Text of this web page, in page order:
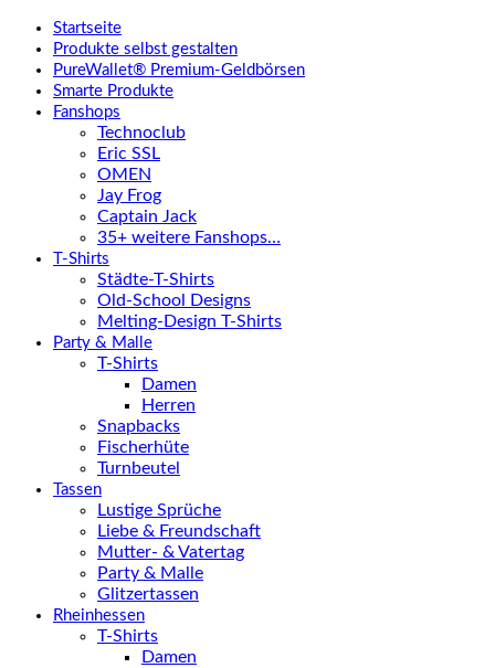
Startseite
Produkte selbst gestalten
PureWallet® Premium-Geldbörsen
Smarte Produkte
Fanshops
Technoclub
Eric SSL
OMEN
Jay Frog
Captain Jack
35+ weitere Fanshops…
T-Shirts
Städte-T-Shirts
Old-School Designs
Melting-Design T-Shirts
Party & Malle
T-Shirts
Damen
Herren
Snapbacks
Fischerhüte
Turnbeutel
Tassen
Lustige Sprüche
Liebe & Freundschaft
Mutter- & Vatertag
Party & Malle
Glitzertassen
Rheinhessen
T-Shirts
Damen